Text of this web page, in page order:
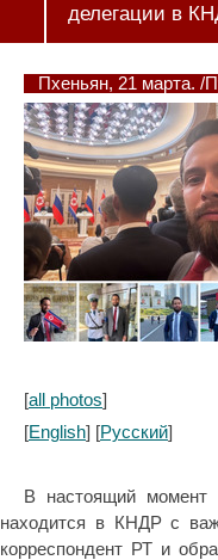
делегации в
Пхеньян, 21 марта.
[all photos]
[English] [Русский]
В настоящий момент
находится в КНДР с
корреспондент РТ и